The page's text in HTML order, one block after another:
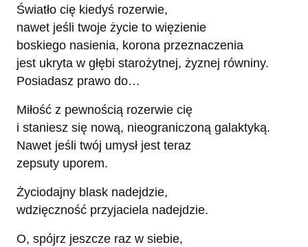
Światło cię kiedyś rozerwie,
nawet jeśli twoje życie to więzienie
boskiego nasienia, korona przeznaczenia
jest ukryta w głębi starożytnej, żyznej równiny.
Posiadasz prawo do…
Miłość z pewnością rozerwie cię
i staniesz się nową, nieograniczoną galaktyką.
Nawet jeśli twój umysł jest teraz
zepsuty uporem.
Życiodajny blask nadejdzie,
wdzięczność przyjaciela nadejdzie.
O, spójrz jeszcze raz w siebie,